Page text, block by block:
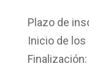
Plazo de
Inicio de
Finalización: